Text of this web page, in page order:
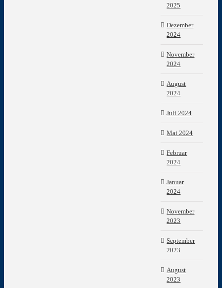
2025
Dezember
2024
November
2024
August
2024
Juli 2024
Mai 2024
Februar
2024
Januar
2024
November
2023
September
2023
August
2023